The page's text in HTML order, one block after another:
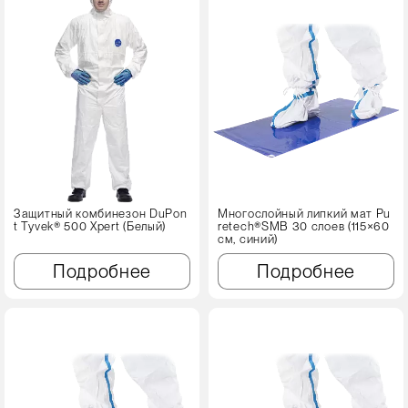
Защитный комбинезон DuPon
t Tyvek® 500 Xpert (Белый)
Подробнее
Многослойный липкий мат Pu
retech®SMB 30 слоев (115×60
см, синий)
Подробнее